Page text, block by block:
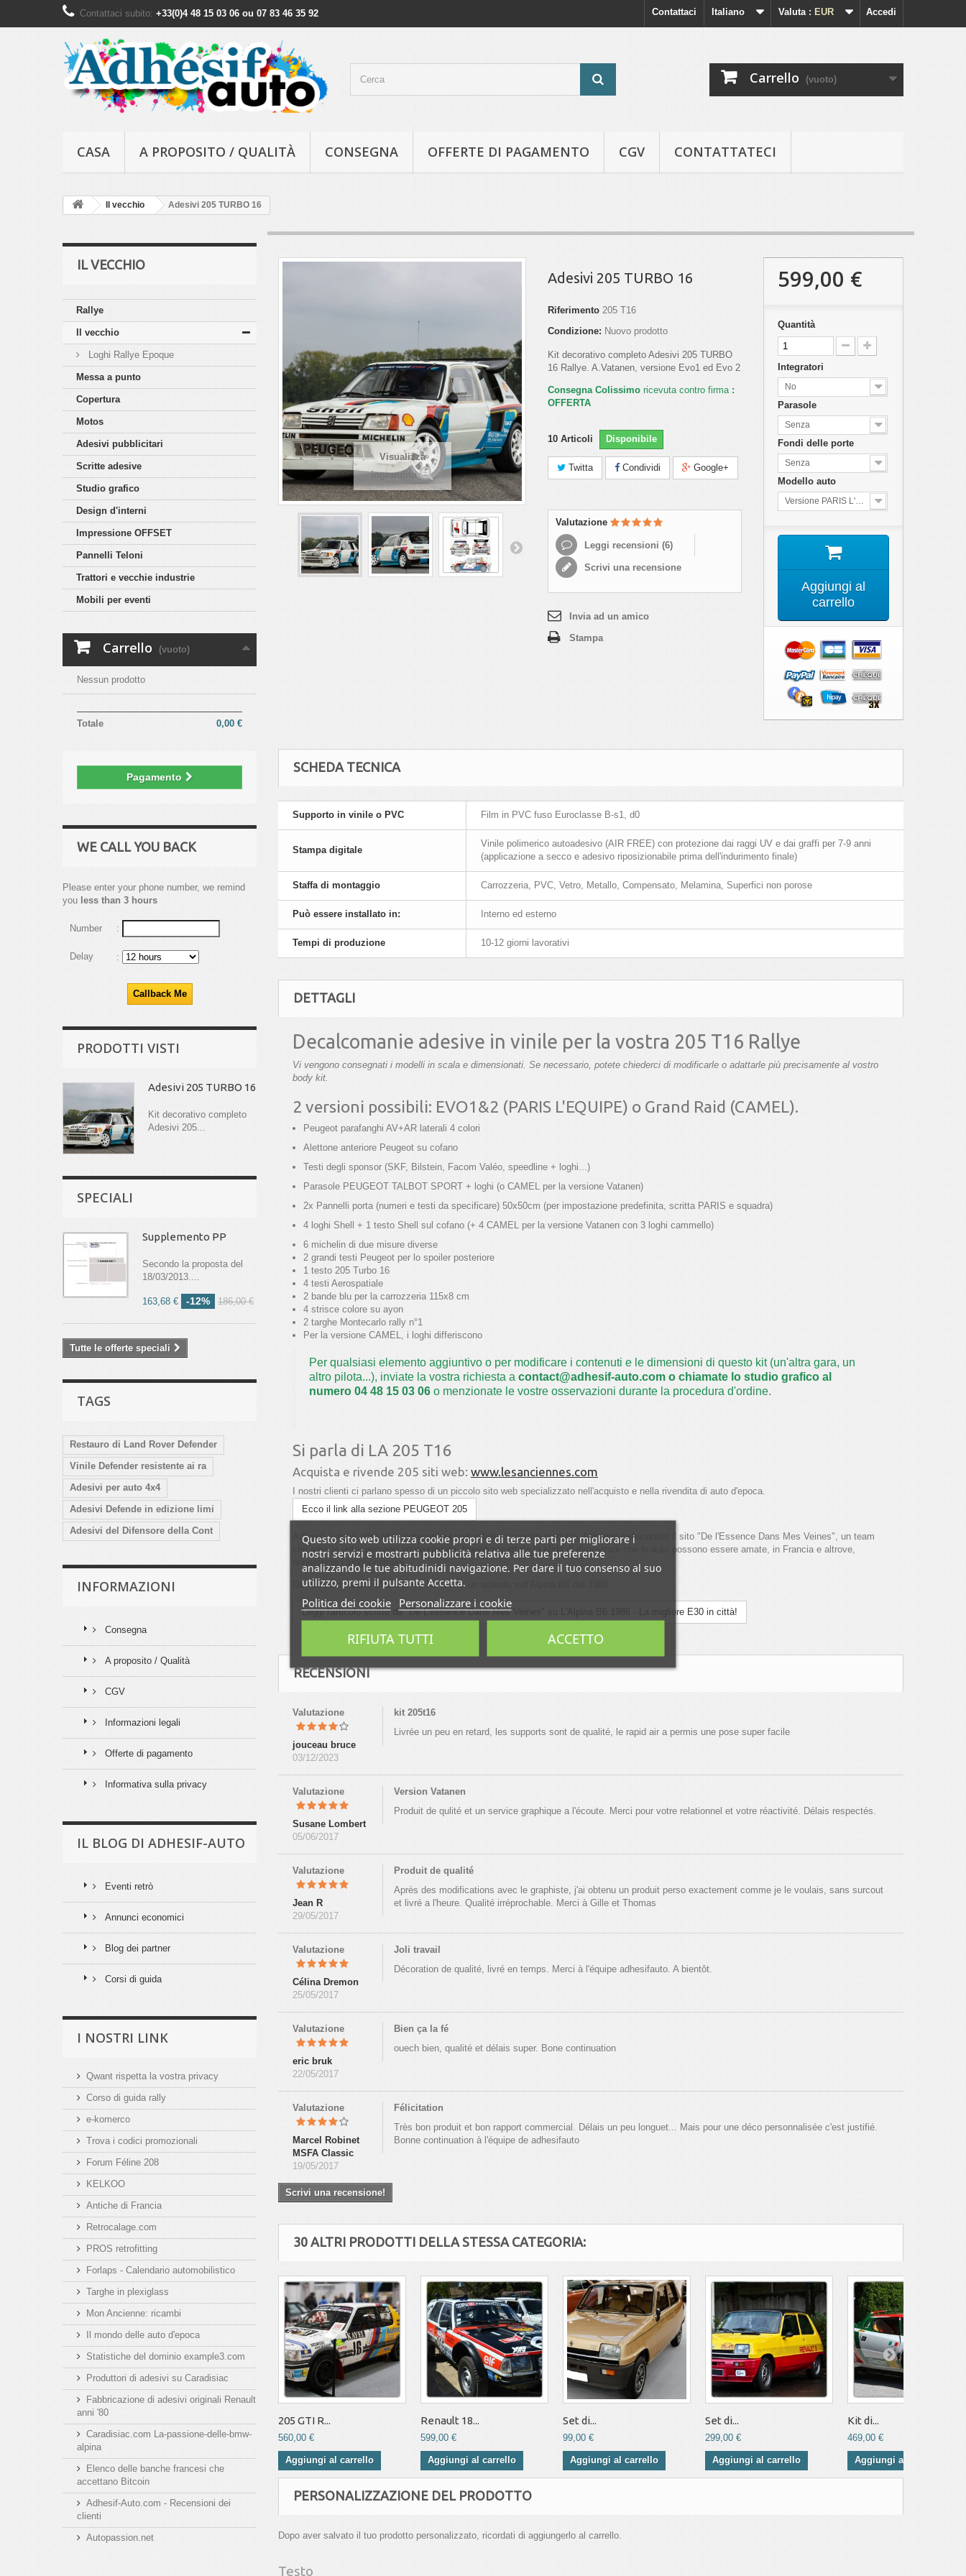
Accedi
Valuta : EUR
Italiano
Contattaci
Contattaci subito: +33(0)4 48 15 03 06 ou 07 83 46 35 92
Carrello (vuoto)
CASA A PROPOSITO / QUALITÀ CONSEGNA OFFERTE DI PAGAMENTO CGV CONTATTATECI
Il vecchio Adesivi 205 TURBO 16
IL VECCHIO
Rallye
Il vecchio
Loghi Rallye Epoque
Messa a punto
Copertura
Motos
Adesivi pubblicitari
Scritte adesive
Studio grafico
Design d'interni
Impressione OFFSET
Pannelli Teloni
Trattori e vecchie industrie
Mobili per eventi
Carrello (vuoto)
Nessun prodotto
0,00 €
Totale
Pagamento
WE CALL YOU BACK
Please enter your phone number, we remind
you less than 3 hours
Number :
Delay :
PRODOTTI VISTI
Adesivi 205 TURBO 16
Kit decorativo completo
Adesivi 205...
SPECIALI
Supplemento PP
Secondo la proposta del
18/03/2013....
163,68 € -12% 186,00 €
Tutte le offerte speciali
TAGS
Restauro di Land Rover Defender
Vinile Defender resistente ai ra
Adesivi per auto 4x4
Adesivi Defende in edizione limi
Adesivi del Difensore della Cont
INFORMAZIONI
Consegna
A proposito / Qualità
CGV
Informazioni legali
Offerte di pagamento
Informativa sulla privacy
IL BLOG DI ADHESIF-AUTO
Eventi retrò
Annunci economici
Blog dei partner
Corsi di guida
I NOSTRI LINK
Qwant rispetta la vostra privacy
Corso di guida rally
e-komerco
Trova i codici promozionali
Forum Féline 208
KELKOO
Antiche di Francia
Retrocalage.com
PROS retrofitting
Forlaps - Calendario automobilistico
Targhe in plexiglass
Mon Ancienne: ricambi
Il mondo delle auto d'epoca
Statistiche del dominio example3.com
Produttori di adesivi su Caradisiac
Fabbricazione di adesivi originali Renault
anni '80
Caradisiac.com La-passione-delle-bmw-
alpina
Elenco delle banche francesi che
accettano Bitcoin
Adhesif-Auto.com - Recensioni dei
clienti
Autopassion.net
Visualizza
ingrandito
Adesivi 205 TURBO 16
Riferimento 205 T16
Condizione: Nuovo prodotto
Kit decorativo completo Adesivi 205 TURBO
16 Rallye. A.Vatanen, versione Evo1 ed Evo 2
Consegna Colissimo ricevuta contro firma :
OFFERTA
10 Articoli Disponibile
Twitta Condividi Google+
Valutazione
Leggi recensioni (6)
Scrivi una recensione
Invia ad un amico
Stampa
599,00 €
Quantità
Integratori
No
Parasole
Senza
Fondi delle porte
Senza
Modello auto
Versione PARIS L'EQUIPE
Aggiungi al
carrello
SCHEDA TECNICA
Supporto in vinile o PVC Film in PVC fuso Euroclasse B-s1, d0
Stampa digitale
Vinile polimerico autoadesivo (AIR FREE) con protezione dai raggi UV e dai graffi per 7-9 anni
(applicazione a secco e adesivo riposizionabile prima dell'indurimento finale)
Staffa di montaggio Carrozzeria, PVC, Vetro, Metallo, Compensato, Melamina, Superfici non porose
Può essere installato in: Interno ed esterno
Tempi di produzione 10-12 giorni lavorativi
DETTAGLI
Decalcomanie adesive in vinile per la vostra 205 T16 Rallye
Vi vengono consegnati i modelli in scala e dimensionati. Se necessario, potete chiederci di modificarle o adattarle più precisamente al vostro
body kit.
2 versioni possibili: EVO1&2 (PARIS L'EQUIPE) o Grand Raid (CAMEL).
Peugeot parafanghi AV+AR laterali 4 colori
Alettone anteriore Peugeot su cofano
Testi degli sponsor (SKF, Bilstein, Facom Valéo, speedline + loghi...)
Parasole PEUGEOT TALBOT SPORT + loghi (o CAMEL per la versione Vatanen)
2x Pannelli porta (numeri e testi da specificare) 50x50cm (per impostazione predefinita, scritta PARIS e squadra)
4 loghi Shell + 1 testo Shell sul cofano (+ 4 CAMEL per la versione Vatanen con 3 loghi cammello)
6 michelin di due misure diverse
2 grandi testi Peugeot per lo spoiler posteriore
1 testo 205 Turbo 16
4 testi Aerospatiale
2 bande blu per la carrozzeria 115x8 cm
4 strisce colore su ayon
2 targhe Montecarlo rally n°1
Per la versione CAMEL, i loghi differiscono
Per qualsiasi elemento aggiuntivo o per modificare i contenuti e le dimensioni di questo kit (un'altra gara, un
altro pilota...), inviate la vostra richiesta a contact@adhesif-auto.com o chiamate lo studio grafico al
numero 04 48 15 03 06 o menzionate le vostre osservazioni durante la procedura d'ordine.
Si parla di LA 205 T16
Acquista e rivende 205 siti web: www.lesanciennes.com
I nostri clienti ci parlano spesso di un piccolo sito web specializzato nell'acquisto e nella rivendita di auto d'epoca.
Ecco il link alla sezione PEUGEOT 205
Adhesif-Auto vi offre altri contenuti sul web relativi a questo prodotto. Abbiamo selezionato il sito "De l'Essence Dans Mes Veines", un team
che ama le auto, persone appassionate. Hanno accettato la sfida di dimostrare che le auto possono essere amate, in Francia e altrove,
nonostante i luoghi comuni.
De l'Essence Dans Mes Veines ha scritto un articolo sull'Alpina B6 del 1986
Leggi l'articolo scritto da "De L'essence Dans Mes Veines" su L'Alpina B6 1986 - La migliore E30 in città!
RECENSIONI
Valutazione
jouceau bruce
03/12/2023
kit 205t16
Livrée un peu en retard, les supports sont de qualité, le rapid air a permis une pose super facile
Valutazione
Susane Lombert
05/06/2017
Version Vatanen
Produit de qulité et un service graphique a l'écoute. Merci pour votre relationnel et votre réactivité. Délais respectés.
Valutazione
Jean R
29/05/2017
Produit de qualité
Après des modifications avec le graphiste, j'ai obtenu un produit perso exactement comme je le voulais, sans surcout
et livré a l'heure. Qualité irréprochable. Merci à Gille et Thomas
Valutazione
Célina Dremon
25/05/2017
Joli travail
Décoration de qualité, livré en temps. Merci à l'équipe adhesifauto. A bientôt.
Valutazione
eric bruk
22/05/2017
Bien ça la fé
ouech bien, qualité et délais super. Bone continuation
Valutazione
Marcel Robinet
MSFA Classic
19/05/2017
Félicitation
Très bon produit et bon rapport commercial. Délais un peu longuet... Mais pour une déco personnalisée c'est justifié.
Bonne continuation à l'équipe de adhesifauto
Scrivi una recensione!
30 ALTRI PRODOTTI DELLA STESSA CATEGORIA:
205 GTI R...
560,00 €
Aggiungi al carrello
Renault 18...
599,00 €
Aggiungi al carrello
Set di...
99,00 €
Aggiungi al carrello
Set di...
299,00 €
Aggiungi al carrello
Kit di...
469,00 €
Aggiungi al carrello
PERSONALIZZAZIONE DEL PRODOTTO
Dopo aver salvato il tuo prodotto personalizzato, ricordati di aggiungerlo al carrello.
Testo
Questo sito web utilizza cookie propri e di terze parti per migliorare i
nostri servizi e mostrarti pubblicità relativa alle tue preferenze
analizzando le tue abitudinidi navigazione. Per dare il tuo consenso al suo
utilizzo, premi il pulsante Accetta.
Politica dei cookie Personalizzare i cookie
RIFIUTA TUTTI ACCETTO